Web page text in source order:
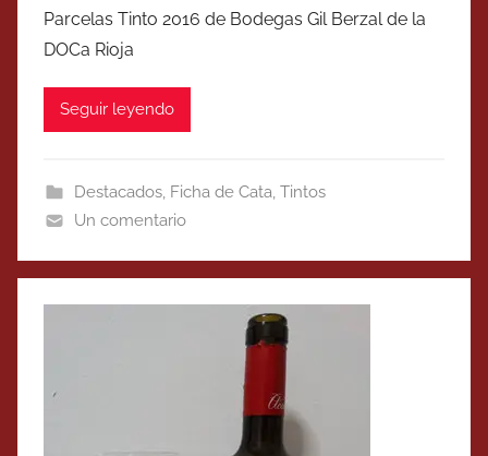
Parcelas Tinto 2016 de Bodegas Gil Berzal de la
DOCa Rioja
Seguir leyendo
Destacados, Ficha de Cata, Tintos
Un comentario